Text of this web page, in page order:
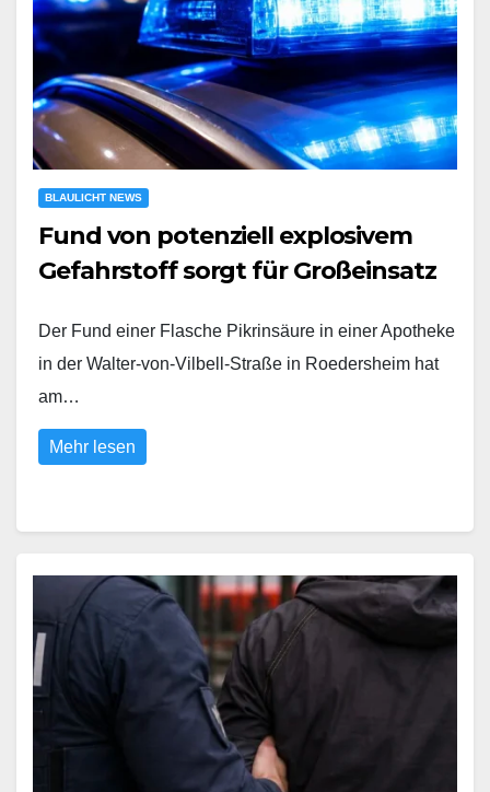
BLAULICHT NEWS
Fund von potenziell explosivem
Gefahrstoff sorgt für Großeinsatz
Der Fund einer Flasche Pikrinsäure in einer Apotheke
in der Walter-von-Vilbell-Straße in Roedersheim hat
am…
Mehr lesen